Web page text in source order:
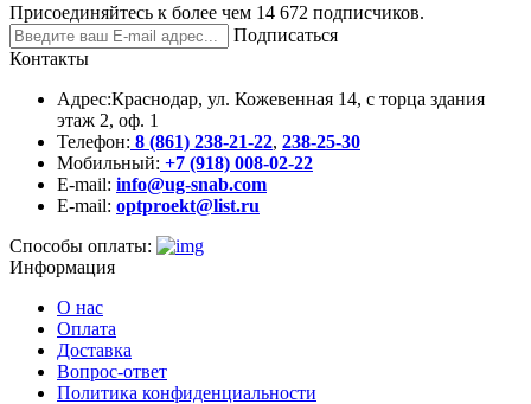
Присоединяйтесь к более чем 14 672 подписчиков.
Подписаться
Контакты
Адрес:Краснодар, ул. Кожевенная 14, с торца здания
этаж 2, оф. 1
Телефон: 8 (861) 238-21-22, 238-25-30
Мобильный: +7 (918) 008-02-22
E-mail: info@ug-snab.com
E-mail: optproekt@list.ru
Способы оплаты:
Информация
О нас
Оплата
Доставка
Вопрос-ответ
Политика конфиденциальности